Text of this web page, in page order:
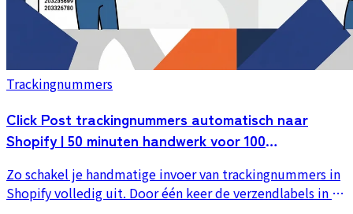
Trackingnummers
Click Post trackingnummers automatisch naar
Shopify | 50 minuten handwerk voor 100
Zo schakel je handmatige invoer van trackingnummers in
Shopify volledig uit. Door één keer de verzendlabels in te